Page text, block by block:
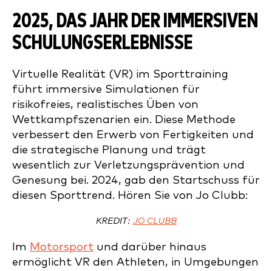
2025, DAS JAHR DER IMMERSIVEN
SCHULUNGSERLEBNISSE
Virtuelle Realität (VR) im Sporttraining
führt immersive Simulationen für
risikofreies, realistisches Üben von
Wettkampfszenarien ein. Diese Methode
verbessert den Erwerb von Fertigkeiten und
die strategische Planung und trägt
wesentlich zur Verletzungsprävention und
Genesung bei. 2024, gab den Startschuss für
diesen Sporttrend. Hören Sie von Jo Clubb:
KREDIT: JO CLUBB
Im Motorsport und darüber hinaus
ermöglicht VR den Athleten, in Umgebungen